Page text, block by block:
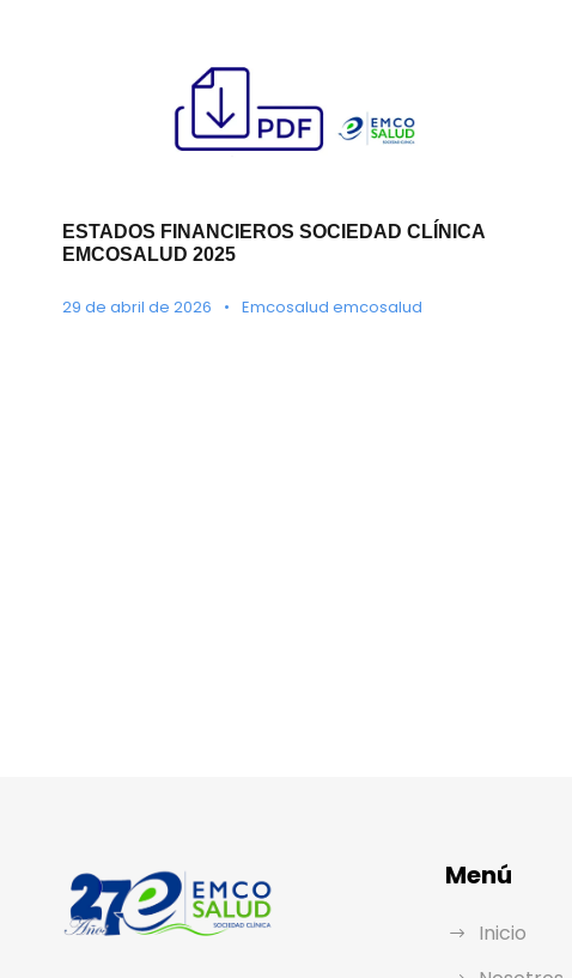
ESTADOS FINANCIEROS SOCIEDAD CLÍNICA
EMCOSALUD 2025
29 de abril de 2026 • Emcosalud emcosalud
Menú
Inicio